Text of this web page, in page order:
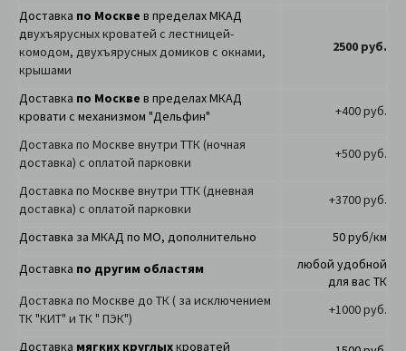
Доставка по Москве в пределах МКАД
двухъярусных кроватей с лестницей-
комодом, двухъярусных домиков с окнами,
крышами
2500 руб.
Доставка по Москве в пределах МКАД
кровати с механизмом "Дельфин"
+400 руб.
Доставка по Москве внутри ТТК (ночная
доставка) с оплатой парковки
+500 руб.
Доставка по Москве внутри ТТК (дневная
доставка) с оплатой парковки
+3700 руб.
Доставка за МКАД по МО, дополнительно
50 руб/км
Доставка по другим областям
любой удобной
для вас ТК
Доставка по Москве до ТК ( за исключением
ТК "КИТ" и ТК " ПЭК")
+1000 руб.
Доставка мягких круглыхкроватей